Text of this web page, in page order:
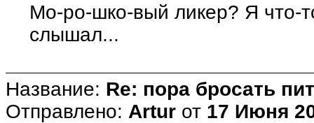
Мо-ро-шко-вый ликер? Я что-
слышал...
Название: Re: пора бросать
Отправлено: Artur от 17 Июня